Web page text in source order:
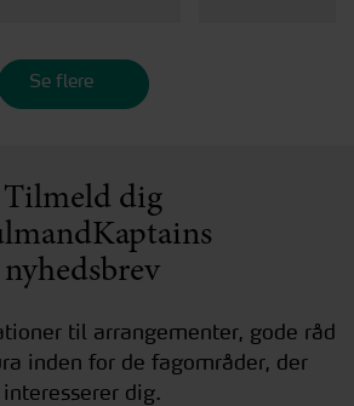
Se flere
Tilmeld dig
nyhedsbrev
til arrangementer, gode råd
inden for de fagområder, der
interesserer dig.